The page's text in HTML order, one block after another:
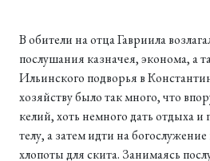
В обители на отца Гавриила
послушания казначея, эконома, а
Ильинского подворья в
хозяйству было так много, что
келий, хоть немного дать отдыха и
телу, а затем идти на
хлопоты для скита. Занимаясь